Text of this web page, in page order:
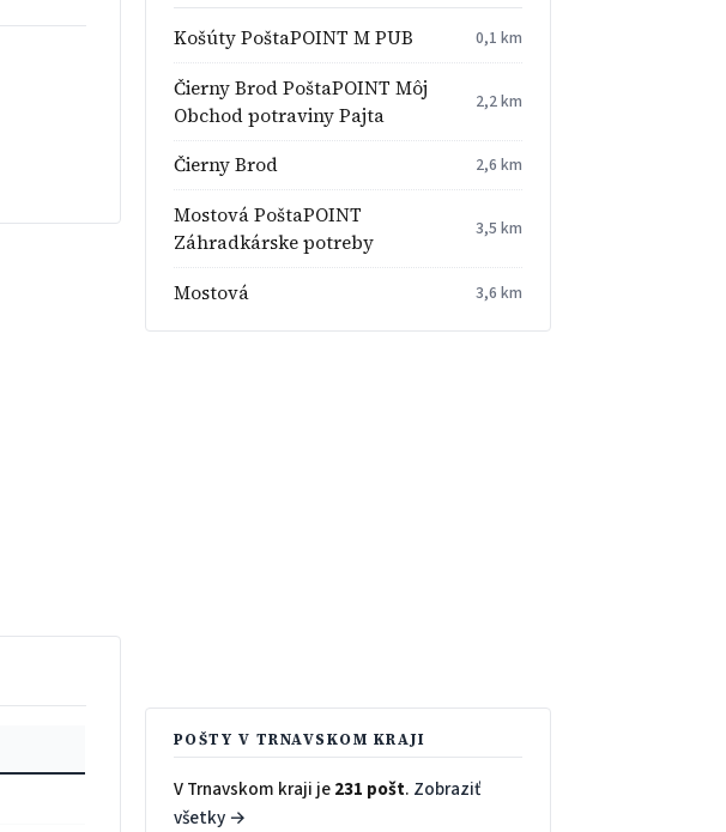
Košúty PoštaPOINT M PUB 0,1 km
Čierny Brod PoštaPOINT Môj
Obchod potraviny Pajta
2,2 km
Čierny Brod 2,6 km
Mostová PoštaPOINT
Záhradkárske potreby
3,5 km
Mostová 3,6 km
POŠTY V TRNAVSKOM KRAJI
V Trnavskom kraji je231 pošt. Zobraziť
všetky →